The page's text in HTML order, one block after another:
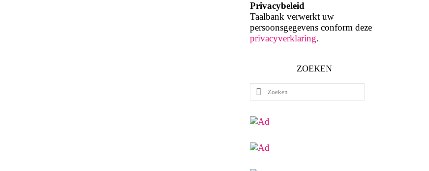
Privacybeleid
Taalbank verwerkt uw
persoonsgegevens conform deze
privacyverklaring.
ZOEKEN
Zoeken
naar: